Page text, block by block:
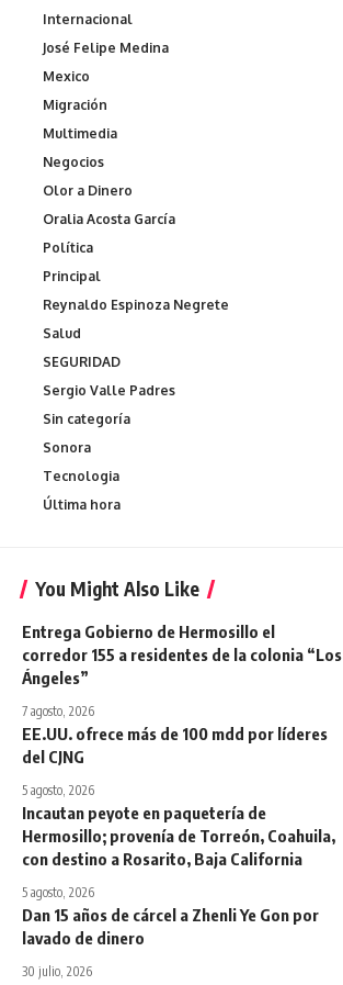
Internacional
José Felipe Medina
Mexico
Migración
Multimedia
Negocios
Olor a Dinero
Oralia Acosta García
Política
Principal
Reynaldo Espinoza Negrete
Salud
SEGURIDAD
Sergio Valle Padres
Sin categoría
Sonora
Tecnologia
Última hora
You Might Also Like
Entrega Gobierno de Hermosillo el
corredor 155 a residentes de la colonia “Los
Ángeles”
7 agosto, 2026
EE.UU. ofrece más de 100 mdd por líderes
del CJNG
5 agosto, 2026
Incautan peyote en paquetería de
Hermosillo; provenía de Torreón, Coahuila,
con destino a Rosarito, Baja California
5 agosto, 2026
Dan 15 años de cárcel a Zhenli Ye Gon por
lavado de dinero
30 julio, 2026